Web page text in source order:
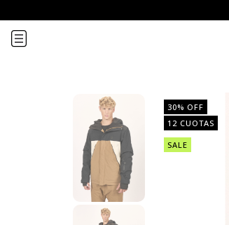
30% OFF
12 CUOTAS
SALE